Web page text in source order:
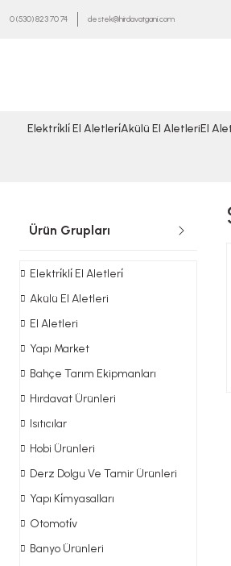
0 (530) 823 70 74 destek@hirdavatgani.com
Elektri̇kli̇ El Aletleri̇Akülü El AletleriEl
Ürün Grupları
Elektri̇kli̇ El Aletleri̇
Akülü El Aletleri
El Aletleri
Yapı Market
Bahçe Tarım Ekipmanları
Hırdavat Ürünleri
Isıtıcılar
Hobi Ürünleri
Derz Dolgu Ve Tamir Ürünleri
Yapı Ki̇myasalları
Otomoti̇v
Banyo Ürünleri